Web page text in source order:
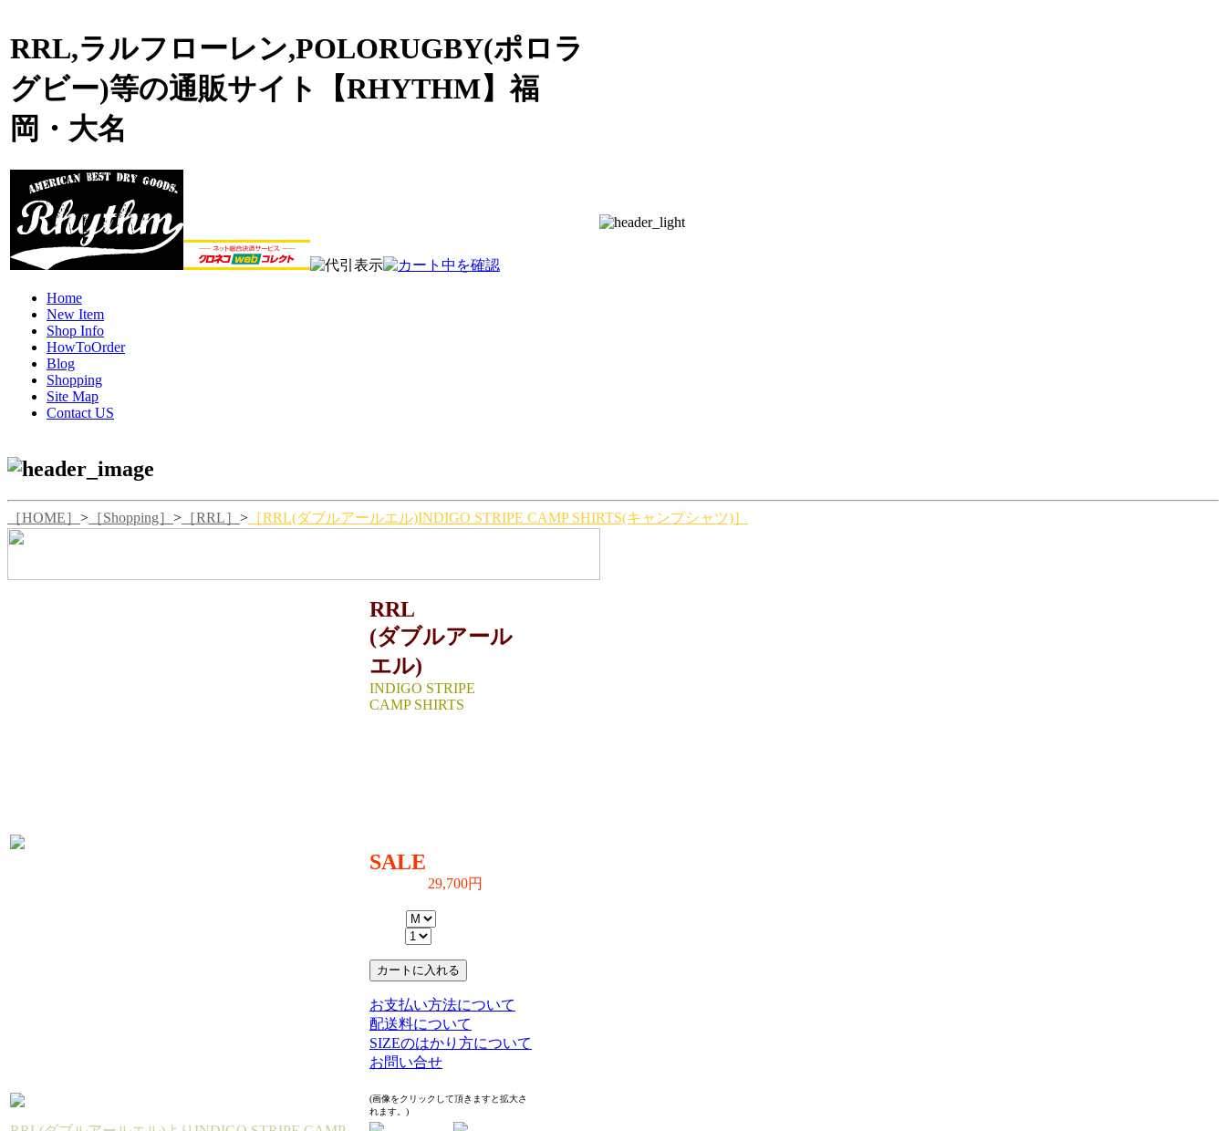
RRL,ラルフローレン,POLORUGBY(ポロラ
グビー)等の通販サイト【RHYTHM】福
岡・大名
Home
New Item
Shop Info
HowToOrder
Blog
Shopping
Site Map
Contact US
［HOME］ > ［Shopping］ > ［RRL］ > ［RRL(ダブルアールエル)INDIGO STRIPE CAMP SHIRTS(キャンプシャツ)］
RRL
(ダブルアール
エル)
INDIGO STRIPE
CAMP SHIRTS
SALE
29,700円
お支払い方法について
配送料について
SIZEのはかり方について
お問い合せ
(画像をクリックして頂きますと拡大さ
れます。)